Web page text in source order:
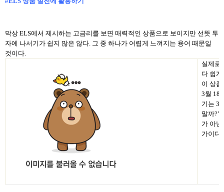
막상 ELS에서 제시하는 고금리를 보면 매력적인 상품으로 보이지만 선뜻 투
자에 나서기가 쉽지 많은 않다. 그 중 하나가 어렵게 느껴지는 용어 때문일
것이다.
실제로
다 쉽
이 상
3월 18
기는 3
말까?’
가 아
가이다.